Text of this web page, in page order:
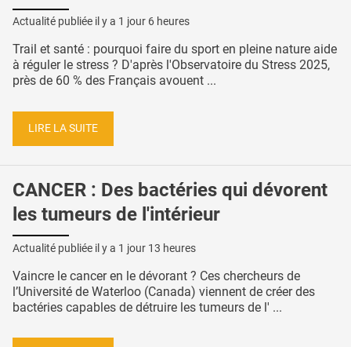
Actualité publiée il y a 1 jour 6 heures
Trail et santé : pourquoi faire du sport en pleine nature aide
à réguler le stress ? D'après l'Observatoire du Stress 2025,
près de 60 % des Français avouent ...
LIRE LA SUITE
CANCER : Des bactéries qui dévorent
les tumeurs de l'intérieur
Actualité publiée il y a 1 jour 13 heures
Vaincre le cancer en le dévorant ? Ces chercheurs de
l’Université de Waterloo (Canada) viennent de créer des
bactéries capables de détruire les tumeurs de l' ...